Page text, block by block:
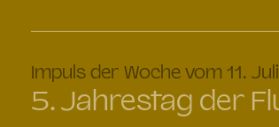
Impuls der Woche vom 11.
5. Jahrestag der